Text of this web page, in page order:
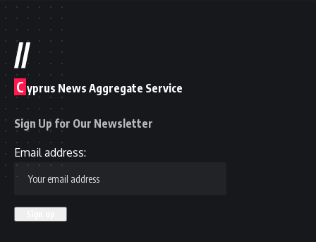
//
C yprus News Aggregate Service
Sign Up for Our Newsletter
Email address: